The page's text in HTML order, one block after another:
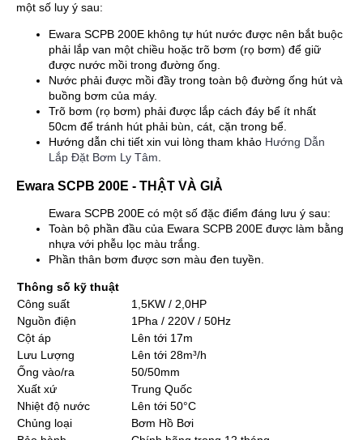
một số luy ý sau:
Ewara SCPB 200E không tự hút nước được nên bắt buộc
phải lắp van một chiều hoặc trõ bơm (rọ bơm) để giữ
được nước mồi trong đường ống.
Nước phải được mồi đầy trong toàn bộ đường ống hút và
buồng bơm của máy.
Trõ bơm (rọ bơm) phải được lắp cách đáy bể ít nhất
50cm để tránh hút phải bùn, cát, cặn trong bể.
Hướng dẫn chi tiết xin vui lòng tham khảo Hướng Dẫn
Lắp Đặt Bơm Ly Tâm
Ewara SCPB 200E - THẬT VÀ GIẢ
Ewara SCPB 200E có một số đặc điểm đáng lưu ý sau:
Toàn bộ phần đầu của Ewara SCPB 200E được làm bằng
nhựa với phễu lọc màu trắng.
Phần thân bơm được sơn màu đen tuyền.
Thông số kỹ thuật
Công suất
1,5KW / 2,0HP
Nguồn điện
1Pha / 220V / 50Hz
Cột áp
Lên tới 17m
Lưu Lượng
Lên tới 28m³/h
Ống vào/ra
50/50mm
Xuất xứ
Trung Quốc
Nhiệt độ nước
Lên tới 50°C
Chủng loại
Bơm Hồ Bơi